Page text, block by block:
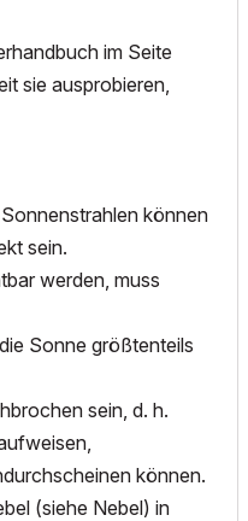
im Seite
sie ausprobieren,
können
sein.
werden, muss
Sonne größtenteils
sein, d. h.
können.
(siehe Nebel) in